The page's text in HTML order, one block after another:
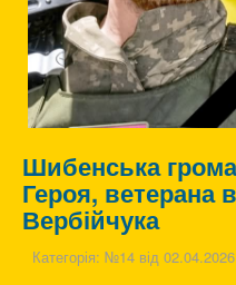
Шибенська
Героя, ветерана
Вербійчука
Категорія: №14 від